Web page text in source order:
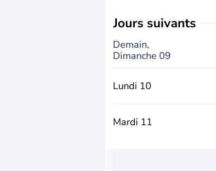
jours suivants
Demain,
Dimanche 09
Lundi 10
Mardi 11